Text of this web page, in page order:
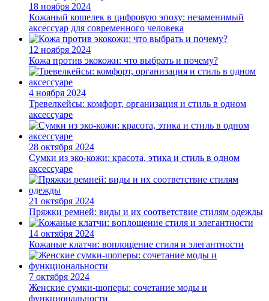
18 ноября 2024
Кожаный кошелек в цифровую эпоху: незаменимый
аксессуар для современного человека
12 ноября 2024
Кожа против экокожи: что выбрать и почему?
4 ноября 2024
Тревелкейсы: комфорт, организация и стиль в одном
аксессуаре
28 октября 2024
Сумки из эко-кожи: красота, этика и стиль в одном
аксессуаре
21 октября 2024
Пряжки ремней: виды и их соответствие стилям одежды
14 октября 2024
Кожаные клатчи: воплощение стиля и элегантности
7 октября 2024
Женские сумки-шоперы: сочетание моды и
функциональности